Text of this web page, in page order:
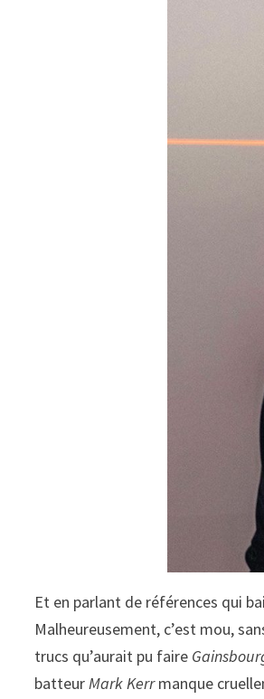
Et en parlant de références qui
Malheureusement, c’est mou,
trucs qu’aurait pu faire
batteurMark Kerrmanque